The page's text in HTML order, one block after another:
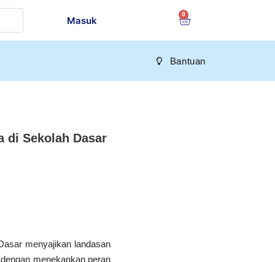
Masuk
Bantuan
di Sekolah Dasar
menyajikan landasan
menekankan peran